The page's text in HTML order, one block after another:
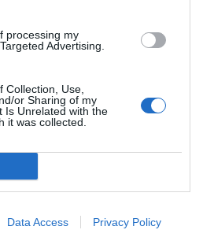
processing my
Advertising.
Collection, Use,
or Sharing of my
Is Unrelated with the
it was collected.
Data Access Privacy Policy